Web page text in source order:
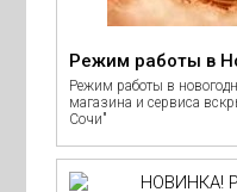
Режим работы в
Режим работы в
магазина и сервиса
Сочи"